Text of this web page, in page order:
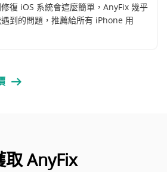
復 iOS 系統會這麼簡單，AnyFix 幾乎
到的問題，推薦給所有 iPhone 用
取 AnyFix